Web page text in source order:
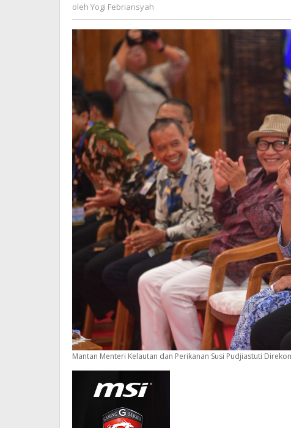
Baik
oleh Yogi Febriansyah
Mantan Menteri Kelautan dan Perikanan Susi Pudjiastuti